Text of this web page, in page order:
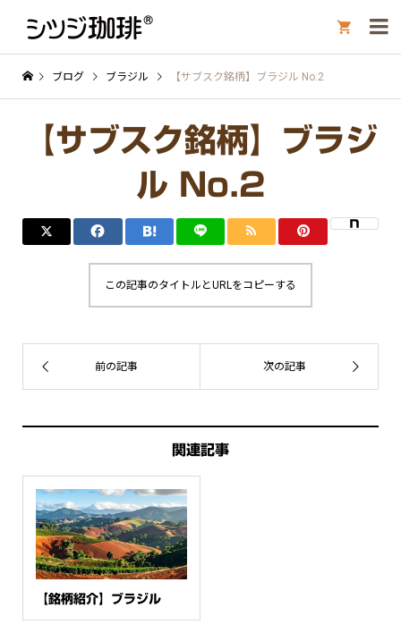

ブログ ブラジル 【サブスク銘柄】ブラジル No.2
【サブスク銘柄】ブラジ
ル No.2
この記事のタイトルとURLをコピーする
関連記事
【銘柄紹介】ブラジル